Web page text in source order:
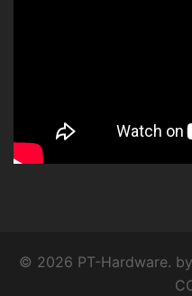
© 2026 PT-Hardware. by